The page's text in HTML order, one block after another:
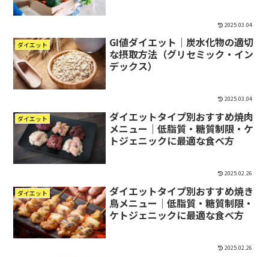
2025.03.04
ダイエット
GI値ダイエット｜炭水化物の適切
な摂取方法（グリセミック・イン
デックス）
2025.03.04
ダイエット
ダイエットタイプ別おすすめ焼肉
メニュー｜低脂質・糖質制限・ケ
トジェニックに最適な食べ方
2025.02.26
ダイエット
ダイエットタイプ別おすすめ焼き
鳥メニュー｜低脂質・糖質制限・
ケトジェニックに最適な食べ方
2025.02.26